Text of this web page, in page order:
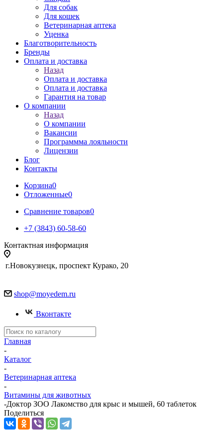
Для собак
Для кошек
Ветеринарная аптека
Уценка
Благотворительность
Бренды
Оплата и доставка
Назад
Оплата и доставка
Оплата и доставка
Гарантия на товар
О компании
Назад
О компании
Вакансии
Программма лояльности
Лицензии
Блог
Контакты
Корзина0
Отложенные0
Сравнение товаров0
+7 (3843) 60-58-60
Контактная информация
г.Новокузнецк, проспект Курако, 20
shop@moyedem.ru
Вконтакте
Главная
-
Каталог
-
Ветеринарная аптека
-
Витамины для животных
-Доктор ЗОО Лакомство для крыс и мышей, 60 таблеток
Поделиться